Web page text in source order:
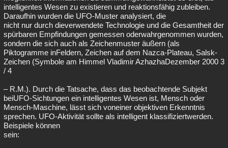
intelligentes Wesen zu existieren und reaktionsfähig zubleiben.
Daraufhin wurden die UFO-Muster analysiert, die
nicht nur durch dieverwendete Technologie und die Gesamtheit der
spürbaren Empfindungen gemessen oderwahrgenommen wurden,
sondern die sich auch als Zeichenmuster äußern (als
Piktogramme inFeldern, Zeichen auf dem Nazca-Plateau, Salsk-
Zeichen (Symbole am Himmel Vladimir AzhazhaDezember 2000 3
/ 4
– R.M.). Durch die Tatsache, dass das beobachtende Subjekt
beiUFO-Sichtungen ein intelligentes Wesen ist, Mensch oder
Mensch-Maschine, lässt sich voneiner objektiven Erkenntnis
sprechen. UFO-Aktivität sollte als intelligent klassifiziertwerden.
Beispiele können
sein: